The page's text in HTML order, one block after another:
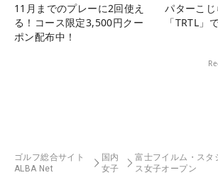
11月までのプレーに2回使え
る！コース限定3,500円クー
ポン配布中！
パターこ
「TRTL」
ゴルフ総合サイト
ALBA Net
国内
女子
富士フイルム・スタ
ス女子オープン